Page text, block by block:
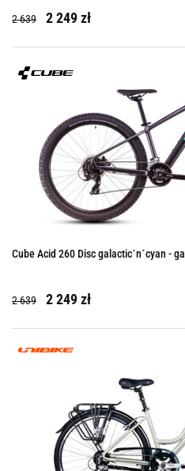
2 639 2 249 zł
Cube Acid 260 Disc galactic´n´cyan -
2 639 2 249 zł